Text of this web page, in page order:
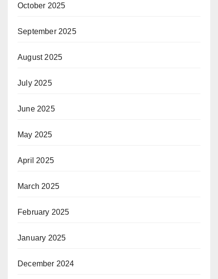
October 2025
September 2025
August 2025
July 2025
June 2025
May 2025
April 2025
March 2025
February 2025
January 2025
December 2024